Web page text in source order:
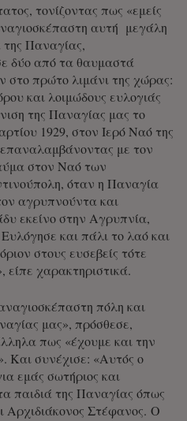
τονίζοντας πως «εμείς
αυτή μεγάλη
της Παναγίας,
δύο από τα θαυμαστά
στο πρώτο λιμάνι της χώρας:
και λοιμώδους ευλογιάς
της Παναγίας μας το
1929, στον Ιερό Ναό της
με τον
στον Ναό των
όταν η Παναγία
αγρυπνούντα και
εκείνο στην Αγρυπνία,
και πάλι το λαό και
στους ευσεβείς τότε
χαρακτηριστικά.
πόλη και
μας», πρόσθεσε,
πως «έχουμε και την
Και συνέχισε: «Αυτός ο
εμάς σωτήριος και
παιδιά της Παναγίας όπως
Αρχιδιάκονος Στέφανος. Ο